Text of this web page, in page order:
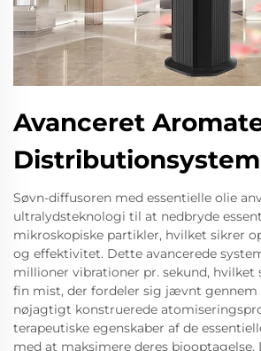
Avanceret
Distributionsystem
Søvn-diffusoren med essentielle olie
ultralydsteknologi til at nedbryde
mikroskopiske partikler, hvilket sikrer
og effektivitet. Dette avancerede
millioner vibrationer pr. sekund, hvilket
fin mist, der fordeler sig jævnt gennem
nøjagtigt konstruerede
terapeutiske egenskaber af de
med at maksimere deres